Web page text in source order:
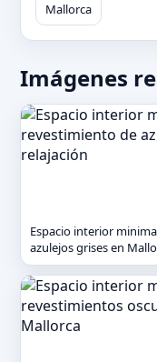
Mallorca
Imágenes
Espacio interior
azulejos grises en